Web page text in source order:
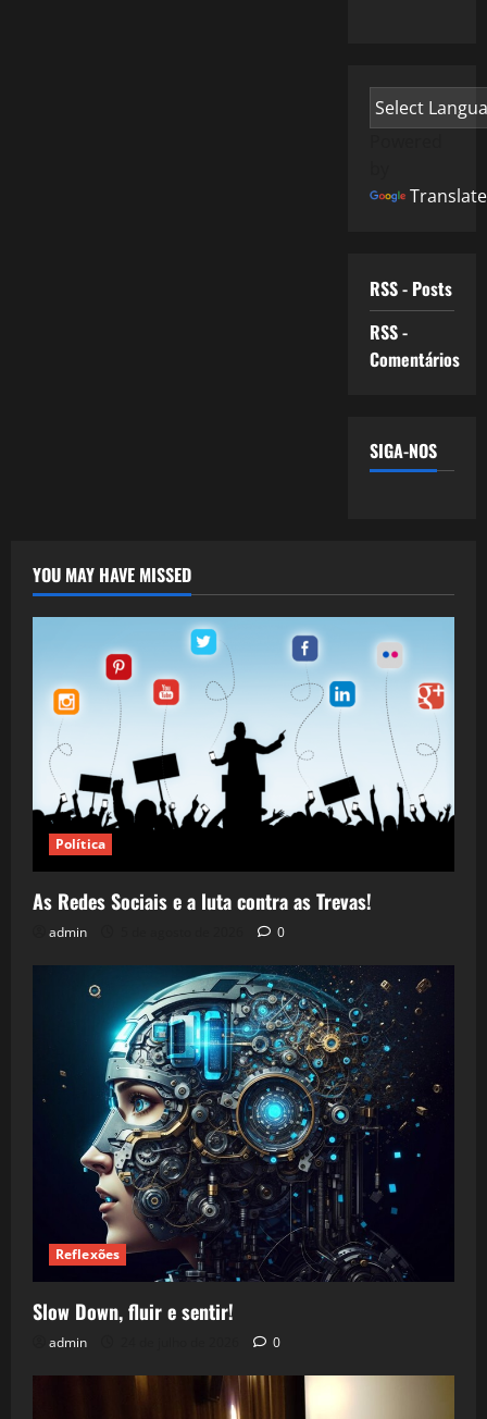
Translate
RSS - Posts
RSS -
Comentários
SIGA-NOS
YOU MAY HAVE MISSED
Política
As Redes Sociais e a luta contra as Trevas!
admin 0
Reflexões
Slow Down, fluir e sentir!
admin 0